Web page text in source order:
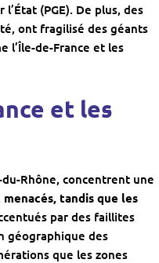
(PGE). De plus, des
ont fragilisé des géants
l’Île-de-France et les
et les
Rhône, concentrent une
tandis que les
par des faillites
géographique des
que les zones